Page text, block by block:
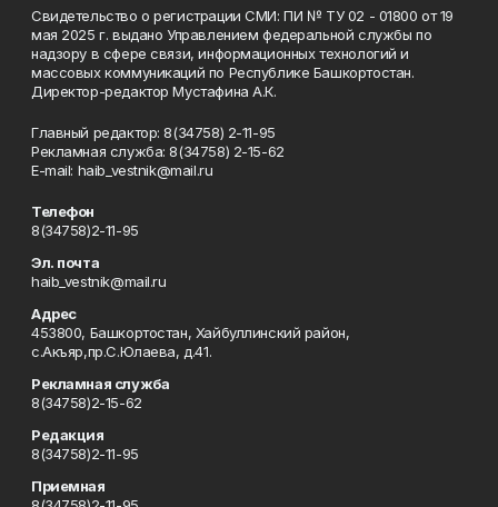
Свидетельство о регистрации СМИ: ПИ № ТУ 02 - 01800 от 19
мая 2025 г. выдано Управлением федеральной службы по
надзору в сфере связи, информационных технологий и
массовых коммуникаций по Республике Башкортостан.
Директор-редактор Мустафина А.К.
Главный редактор: 8(34758) 2-11-95
Рекламная служба: 8(34758) 2-15-62
Е-mаil: haib_vestnik@mail.ru
Телефон
8(34758)2-11-95
Эл. почта
haib_vestnik@mail.ru
Адрес
453800, Башкортостан, Хайбуллинский район,
с.Акъяр,пр.С.Юлаева, д.41.
Рекламная служба
8(34758)2-15-62
Редакция
8(34758)2-11-95
Приемная